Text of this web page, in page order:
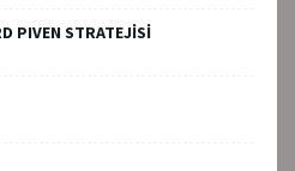
PIVEN STRATEJİSİ